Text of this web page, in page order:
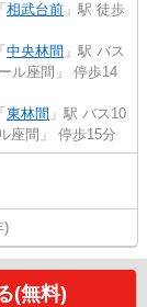
「 相武台前 」駅 徒歩
「 中央林間 」駅 バス
ル座間」 停歩14
「 東林間 」駅 バス10
座間」 停歩15分
)
(無料)